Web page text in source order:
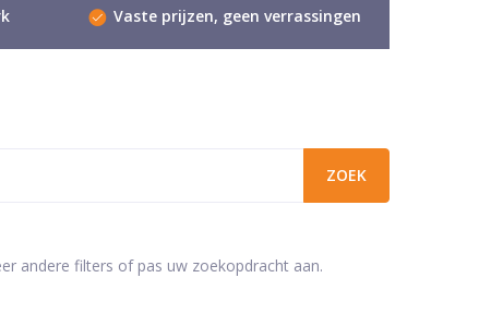
Vaste prijzen, geen verrassingen
andere filters of pas uw zoekopdracht aan.